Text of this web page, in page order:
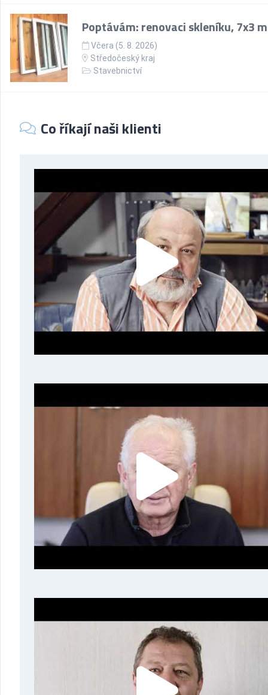
Poptávám: renovaci skleníku, 7x3 m
Včera (5. 8. 2026)
Středočeský kraj
Stavebnictví
Co říkají naši klienti